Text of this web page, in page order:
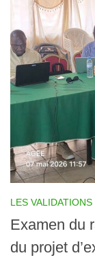
LES VALIDATIONS
Examen du
du projet